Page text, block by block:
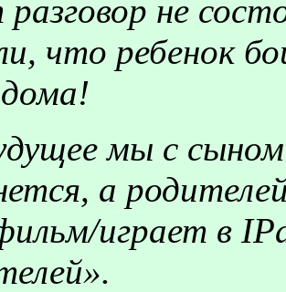
не
что ребенок
мы с сыном
а
играет в